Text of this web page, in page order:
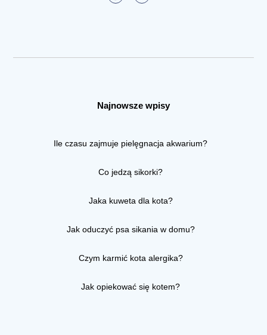
Najnowsze wpisy
Ile czasu zajmuje pielęgnacja akwarium?
Co jedzą sikorki?
Jaka kuweta dla kota?
Jak oduczyć psa sikania w domu?
Czym karmić kota alergika?
Jak opiekować się kotem?